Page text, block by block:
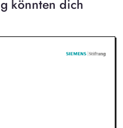
könnten dich